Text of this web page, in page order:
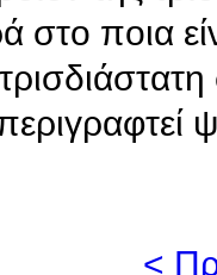
στο ποια
<